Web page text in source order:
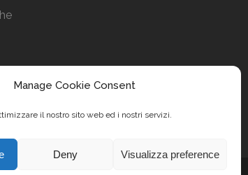
Manage Cookie Consent
il nostro sito web ed i nostri servizi.
Deny Visualizza preference